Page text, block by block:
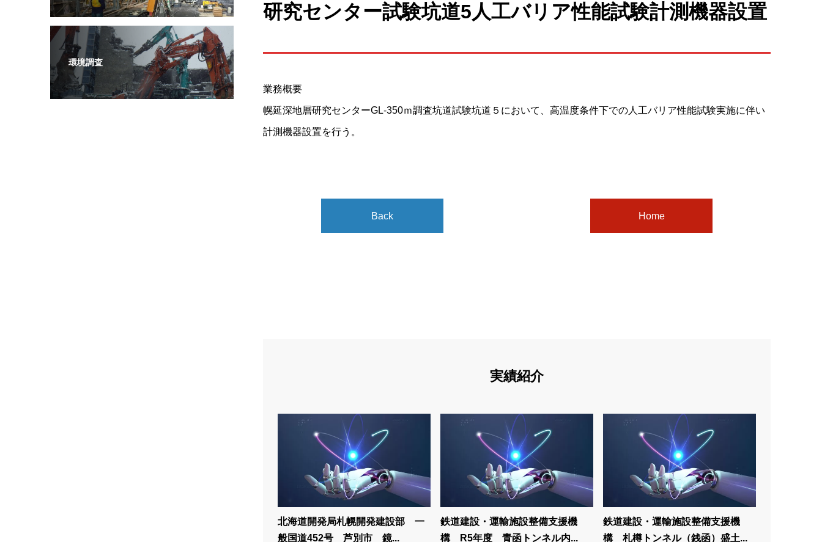
研究センター試験坑道5人工バリア性能試験計測機器設置
業務概要
幌延深地層研究センターGL-350ｍ調査坑道試験坑道５において、高温度条件下での人工バリア性能試験実施に伴い
計測機器設置を行う。
Back Home
実績紹介
北海道開発局札幌開発建設部 一
般国道452号 芦別市 鏡...
鉄道建設・運輸施設整備支援機
構 R5年度 青函トンネル内...
鉄道建設・運輸施設整備支援機
構 札樽トンネル（銭函）盛土...
環境調査